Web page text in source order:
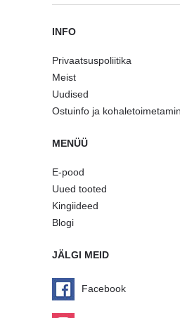
INFO
Privaatsuspoliitika
Meist
Uudised
Ostuinfo ja
MENÜÜ
E-pood
Uued tooted
Kingiideed
Blogi
JÄLGI MEID
Facebook